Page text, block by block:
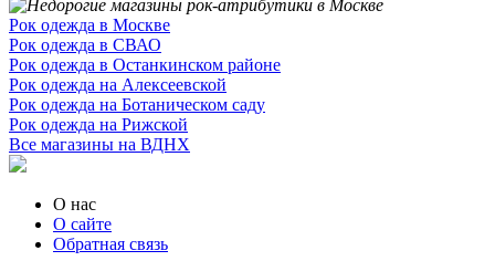
Рок одежда в Москве
Рок одежда в СВАО
Рок одежда в Останкинском районе
Рок одежда на Алексеевской
Рок одежда на Ботаническом саду
Рок одежда на Рижской
Все магазины на ВДНХ
О нас
О сайте
Обратная связь